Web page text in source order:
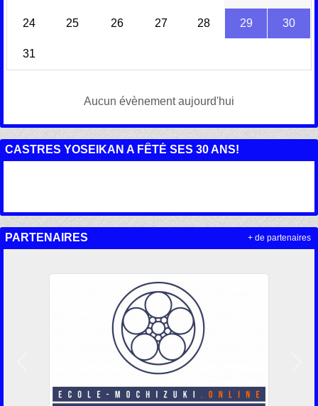
24 25 26 27 28 29 30
31
Aucun évènement aujourd'hui
CASTRES YOSEIKAN A FÊTÉ SES 30 ANS!
PARTENAIRES + de partenaires